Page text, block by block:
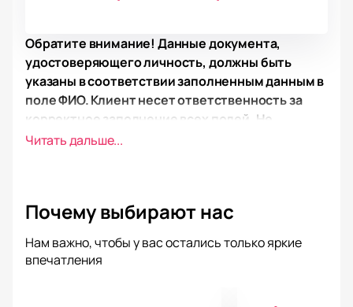
Обратите внимание! Данные документа,
удостоверяющего личность, должны быть
указаны в соответствии заполненным данным в
поле ФИО. Клиент несет ответственность за
корректное заполнение всех полей. Не
забудьте взять документ с собой!
Актёрский состав: Елизавета Базыкина, Дмитрий
Городничий, Елена Степанян, Светлана Божатова,
Александра Виноградова, Яна Ставоржинская,
Читать дальше...
Почему выбирают нас
Нам важно, чтобы у вас остались только яркие
впечатления